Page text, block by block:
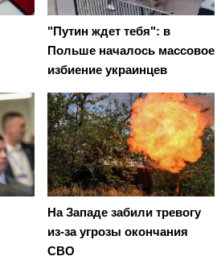
"Путин ждет тебя": в
Польше началось массовое
избиение украинцев
На Западе забили тревогу
из-за угрозы окончания
СВО